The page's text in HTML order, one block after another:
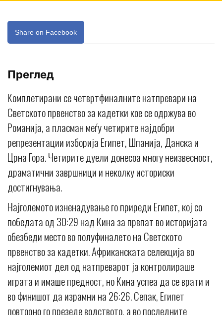
Share on Facebook
Преглед
Комплетирани се четвртфиналните натпревари на
Светското првенство за кадетки кое се одржува во
Романија, а пласман меѓу четирите најдобри
репрезентации изборија Египет, Шпанија, Данска и
Црна Гора. Четирите дуели донесоа многу неизвесност,
драматични завршници и неколку историски
достигнувања.
Најголемото изненадување го приреди Египет, кој со
победата од 30:29 над Кина за првпат во историјата
обезбеди место во полуфиналето на Светското
првенство за кадетки. Африканската селекција во
најголемиот дел од натпреварот ја контролираше
играта и имаше предност, но Кина успеа да се врати и
во финишот да израмни на 26:26. Сепак, Египет
повторно го презеде водството, а во последните